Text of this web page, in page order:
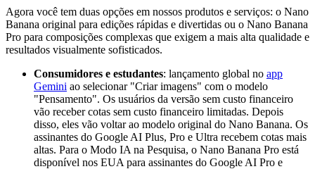
brilho da TV
iluminando
os rostos e as
texturas fofas
O fundo é
uma sala de
aconchegante
e um pouco
bagunçada,
com um
tapete
todos eles,
como se eles
se
encaixassem
neste desfile
de moda.
permanece
exatamente
bloqueado
na posição
atualhange
the look
and feel of
an image
for a range
platforms
adapting
Prompt: crie
uma imagem
com um
intenso efeito
de claro-
escuro. O
homem deve
manter suas
feições e
expressão
originais.
Introduza uma
luz forte e
(por
exemplo,
focando nas
flores).
Prompt: foco
nas flores.
Agora você tem duas opções em nossos produtos e serviços: o Nano
Banana original para edições rápidas e divertidas ou o Nano Banana
Pro para composições complexas que exigem a mais alta qualidade e
resultados visualmente sofisticados.
Consumidores e estudantes: lançamento global no app
Gemini ao selecionar "Criar imagens" com o modelo
"Pensamento". Os usuários da versão sem custo financeiro
vão receber cotas sem custo financeiro limitadas. Depois
disso, eles vão voltar ao modelo original do Nano Banana. Os
assinantes do Google AI Plus, Pro e Ultra recebem cotas mais
altas. Para o Modo IA na Pesquisa, o Nano Banana Pro está
disponível nos EUA para assinantes do Google AI Pro e